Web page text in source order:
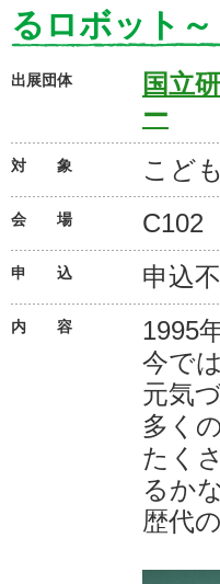
るロボット～
出展団体
国立
ー
対 象 こど
会 場 C102
申 込 申込
内 容
1995
今で
元気
多く
たく
るか
歴代